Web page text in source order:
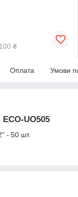
₴
Оплата Умови
UO505
- 50 шт.